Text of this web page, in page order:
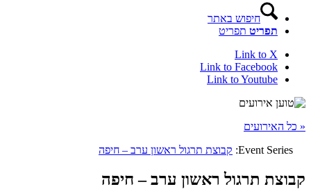
חיפוש באתר
תפריט תפריט
Link to X
Link to Facebook
Link to Youtube
« כל האירועים
Event Series: קבוצת תרגול ראשון ערב – חיפה
קבוצת תרגול ראשון ערב – חיפה